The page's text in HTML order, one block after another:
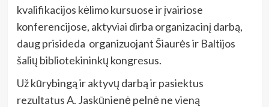
kvalifikacijos kėlimo kursuose ir įvairiose
konferencijose, aktyviai dirba organizacinį darbą,
daug prisideda organizuojant Šiaurės ir Baltijos
šalių bibliotekininkų kongresus.
Už kūrybingą ir aktyvų darbą ir pasiektus
rezultatus A. Jaskūnienė pelnė ne vieną